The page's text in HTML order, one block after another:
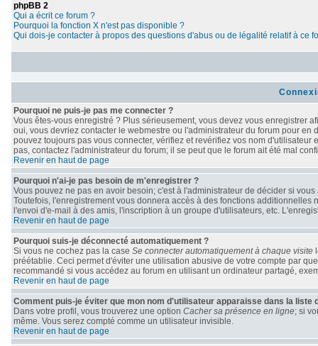
phpBB 2
Qui a écrit ce forum ?
Pourquoi la fonction X n'est pas disponible ?
Qui dois-je contacter à propos des questions d'abus ou de légalité relatif à ce
Pourquoi ne puis-je pas me connecter ?
Vous êtes-vous enregistré ? Plus sérieusement, vous devez vous enregistrer
oui, vous devriez contacter le webmestre ou l'administrateur du forum pour
pouvez toujours pas vous connecter, vérifiez et revérifiez vos nom
pas, contactez l'administrateur du forum; il se peut que le forum ait été mal
Revenir en haut de page
Pourquoi n'ai-je pas besoin de m'enregistrer ?
Vous pouvez ne pas en avoir besoin; c'est à l'administrateur de décider si
Toutefois, l'enregistrement vous donnera accès à des fonctions
l'envoi d'e-mail à des amis, l'inscription à un groupe d'utilisateurs, etc.
Revenir en haut de page
Pourquoi suis-je déconnecté automatiquement ?
Si vous ne cochez pas la case Se connecter automatiquement à chaque visite
préétablie. Ceci permet d'éviter une utilisation abusive de votre compte par
recommandé si vous accédez au forum en utilisant un ordinateur partagé,
Revenir en haut de page
Comment puis-je éviter que mon nom d'utilisateur apparaisse dans la liste
Dans votre profil, vous trouverez une option Cacher sa présence en ligne; si
même. Vous serez compté comme un utilisateur invisible.
Revenir en haut de page